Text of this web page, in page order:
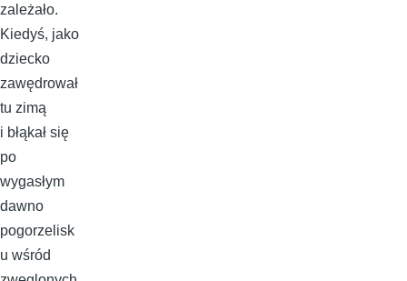
zależało.
Kiedyś, jako
dziecko
zawędrował
tu zimą
i błąkał się
po
wygasłym
dawno
pogorzelisk
u wśród